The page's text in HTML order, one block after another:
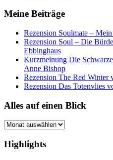
Meine Beiträge
Rezension Soulmate –
Rezension Soul – Die
Ebbinghaus
Kurzmeinung Die
Anne Bishop
Rezension The Red Winter
Rezension Das Totenvlies
Alles auf einen Blick
Alles
einen
Blick
Highlights